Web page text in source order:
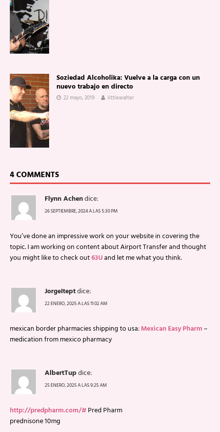
Soziedad Alcoholika: Vuelve a la carga con un
nuevo trabajo en directo
22 mayo, 2019 littlewalter
4 COMMENTS
Flynn Achendice:
26 SEPTIEMBRE, 2024 A LAS 5:30 PM
You’ve done an impressive work on your website in covering the
topic. I am working on content about Airport Transfer and thought
you might like to check out63Uand let me what you think.
JorgeIteptdice:
22 ENERO, 2025 A LAS 11:02 AM
mexican border pharmacies shipping to usa:Mexican Easy Pharm–
medication from mexico pharmacy
AlbertTupdice:
25 ENERO, 2025 A LAS 9:25 AM
http://predpharm.com/#Pred Pharm
prednisone 10mg